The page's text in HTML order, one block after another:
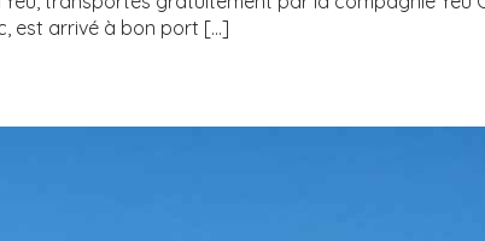
est arrivé à bon port […]